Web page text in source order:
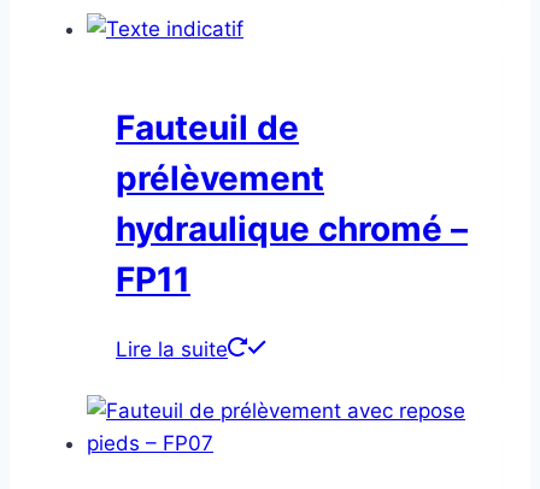
Fauteuil de
prélèvement
hydraulique chromé –
FP11
Lire la suite